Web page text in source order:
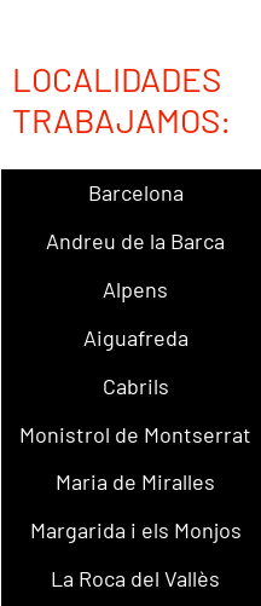
TRABAJAMOS:
Barcelona
Andreu de la Barca
Alpens
Aiguafreda
Cabrils
Monistrol de Montserrat
Maria de Miralles
Margarida i els Monjos
La Roca del Vallès